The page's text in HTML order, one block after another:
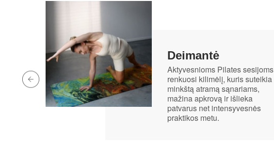
Deimantė
Aktyvesnioms Pilates sesijoms
renkuosi kilimėlį, kuris suteikia
minkštą atramą sąnariams,
mažina apkrovą ir išlieka
patvarus net intensyvesnės
praktikos metu.